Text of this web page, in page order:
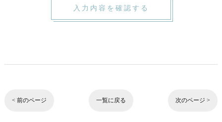
< 前のページ 一覧に戻る 次のページ >